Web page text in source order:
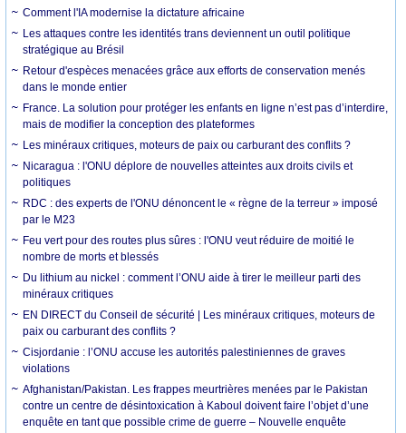
Comment l'IA modernise la dictature africaine
Les attaques contre les identités trans deviennent un outil politique
stratégique au Brésil
Retour d'espèces menacées grâce aux efforts de conservation menés
dans le monde entier
France. La solution pour protéger les enfants en ligne n’est pas d’interdire,
mais de modifier la conception des plateformes
Les minéraux critiques, moteurs de paix ou carburant des conflits ?
Nicaragua : l'ONU déplore de nouvelles atteintes aux droits civils et
politiques
RDC : des experts de l'ONU dénoncent le « règne de la terreur » imposé
par le M23
Feu vert pour des routes plus sûres : l'ONU veut réduire de moitié le
nombre de morts et blessés
Du lithium au nickel : comment l’ONU aide à tirer le meilleur parti des
minéraux critiques
EN DIRECT du Conseil de sécurité | Les minéraux critiques, moteurs de
paix ou carburant des conflits ?
Cisjordanie : l’ONU accuse les autorités palestiniennes de graves
violations
Afghanistan/Pakistan. Les frappes meurtrières menées par le Pakistan
contre un centre de désintoxication à Kaboul doivent faire l’objet d’une
enquête en tant que possible crime de guerre – Nouvelle enquête